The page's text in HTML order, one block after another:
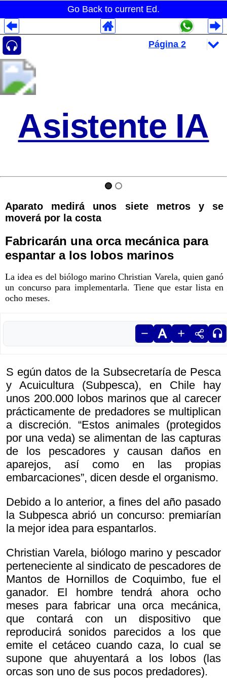
Go Back to current Ed.
Asistente IA
Aparato medirá unos siete metros y se
moverá por la costa
Fabricarán una orca mecánica para
espantar a los lobos marinos
La idea es del biólogo marino Christian Varela, quien ganó
un concurso para implementarla. Tiene que estar lista en
ocho meses.
S egún datos de la Subsecretaría de Pesca
y Acuicultura (Subpesca), en Chile hay
unos 200.000 lobos marinos que al carecer
prácticamente de predadores se multiplican
a discreción. “Estos animales (protegidos
por una veda) se alimentan de las capturas
de los pescadores y causan daños en
aparejos, así como en las propias
embarcaciones”, dicen desde el organismo.
Debido a lo anterior, a fines del año pasado
la Subpesca abrió un concurso: premiarían
la mejor idea para espantarlos.
Christian Varela, biólogo marino y pescador
perteneciente al sindicato de pescadores de
Mantos de Hornillos de Coquimbo, fue el
ganador. El hombre tendrá ahora ocho
meses para fabricar una orca mecánica,
que contará con un dispositivo que
reproducirá sonidos parecidos a los que
emite el cetáceo cuando caza, lo cual se
supone que ahuyentará a los lobos (las
orcas son uno de sus pocos predadores).
Despliegues Analytics
Despliegues Totales
Despliegues por Rubros